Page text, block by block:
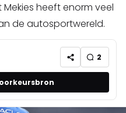
heeft enorm veel
de autosportwereld.
2